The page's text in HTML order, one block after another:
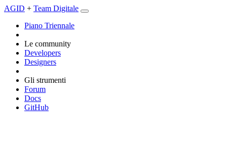
AGID + Team Digitale
Piano Triennale
Le community
Developers
Designers
Gli strumenti
Forum
Docs
GitHub